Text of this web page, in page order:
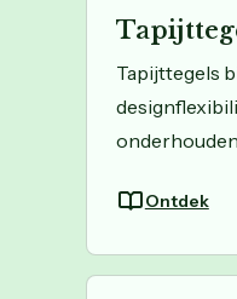
Tapijttegels
Ontdek